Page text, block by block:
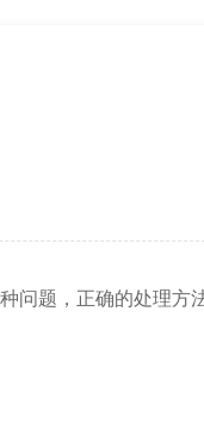
题，正确的处理方